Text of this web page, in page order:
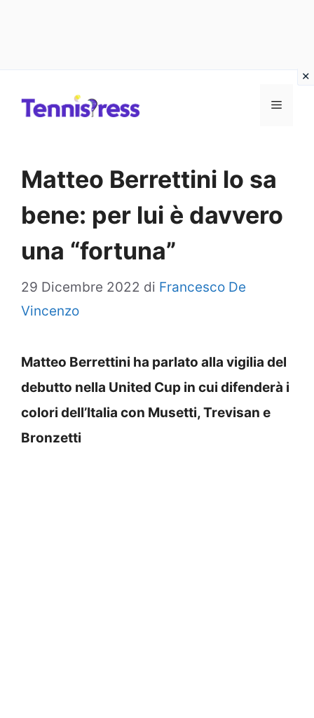
MENU
Matteo Berrettini lo sa
bene: per lui è davvero
una “fortuna”
29 Dicembre 2022 di Francesco De
Vincenzo
Matteo Berrettini ha parlato alla vigilia del
debutto nella United Cup in cui difenderà i
colori dell’Italia con Musetti, Trevisan e
Bronzetti